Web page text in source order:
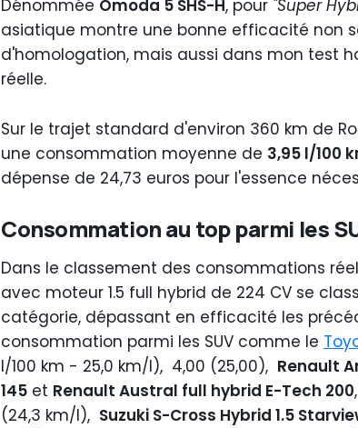
Dénommée Omoda 5 SHS-H, pour "Super
asiatique montre une bonne efficacité non
d'homologation, mais aussi dans mon test
réelle.
Sur le trajet standard d'environ 360 km de
une consommation moyenne de 3,95 l/100
dépense de 24,73 euros pour l'essence
Consommation au top parmi les
Dans le classement des consommations
avec moteur 1.5 full hybrid de 224 CV se
catégorie, dépassant en efficacité les
consommation parmi les SUV comme le
l/100 km - 25,0 km/l), 4,00 (25,00), Renault
145 et Renault Austral full hybrid E-Tech 200
(24,3 km/l), Suzuki S-Cross Hybrid 1.5